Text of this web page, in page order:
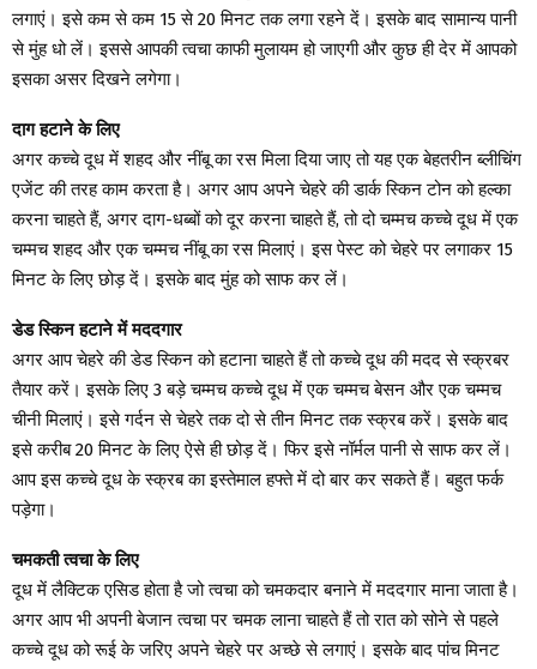
लगाएं। इसे कम से कम 15 से 20 मिनट तक लगा रहने दें। इसके बाद सामान्य पानी
से मुंह धो लें। इससे आपकी त्वचा काफी मुलायम हो जाएगी और कुछ ही देर में आपको
इसका असर दिखने लगेगा।
दाग हटाने के लिए
अगर कच्चे दूध में शहद और नींबू का रस मिला दिया जाए तो यह एक बेहतरीन ब्लीचिंग
एजेंट की तरह काम करता है। अगर आप अपने चेहरे की डार्क स्किन टोन को हल्का
करना चाहते हैं, अगर दाग-धब्बों को दूर करना चाहते हैं, तो दो चम्मच कच्चे दूध में एक
चम्मच शहद और एक चम्मच नींबू का रस मिलाएं। इस पेस्ट को चेहरे पर लगाकर 15
मिनट के लिए छोड़ दें। इसके बाद मुंह को साफ कर लें।
डेड स्किन हटाने में मददगार
अगर आप चेहरे की डेड स्किन को हटाना चाहते हैं तो कच्चे दूध की मदद से स्क्रबर
तैयार करें। इसके लिए 3 बड़े चम्मच कच्चे दूध में एक चम्मच बेसन और एक चम्मच
चीनी मिलाएं। इसे गर्दन से चेहरे तक दो से तीन मिनट तक स्क्रब करें। इसके बाद
इसे करीब 20 मिनट के लिए ऐसे ही छोड़ दें। फिर इसे नॉर्मल पानी से साफ कर लें।
आप इस कच्चे दूध के स्क्रब का इस्तेमाल हफ्ते में दो बार कर सकते हैं। बहुत फर्क
पड़ेगा।
चमकती त्वचा के लिए
दूध में लैक्टिक एसिड होता है जो त्वचा को चमकदार बनाने में मददगार माना जाता है।
अगर आप भी अपनी बेजान त्वचा पर चमक लाना चाहते हैं तो रात को सोने से पहले
कच्चे दूध को रूई के जरिए अपने चेहरे पर अच्छे से लगाएं। इसके बाद पांच मिनट